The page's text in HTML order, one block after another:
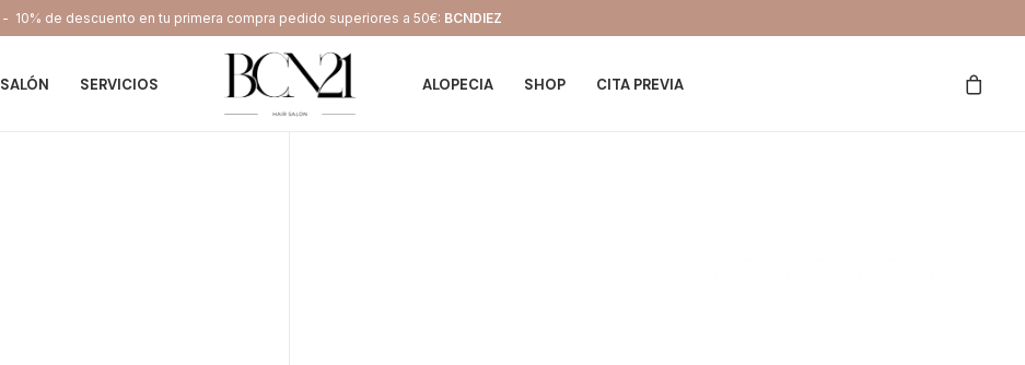
- 10% de descuento en tu primera compra pedido superiores a 50€: BCNDIEZ
SALÓN SERVICIOS ALOPECIA SHOP CITA PREVIA